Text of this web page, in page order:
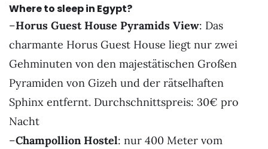
Where to sleep in Egypt?
–Horus Guest House Pyramids View: Das
charmante Horus Guest House liegt nur zwei
Gehminuten von den majestätischen Großen
Pyramiden von Gizeh und der rätselhaften
Sphinx entfernt. Durchschnittspreis: 30€ pro
Nacht
–Champollion Hostel: nur 400 Meter vom